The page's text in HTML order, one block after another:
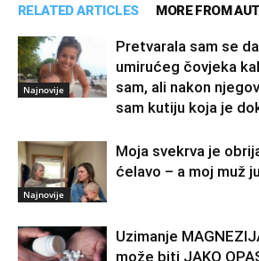
RELATED ARTICLES MORE FROM
Najnovije
Pretvarala sam se
umirućeg čovjeka
sam, ali nakon
sam kutiju koja je
Najnovije
Moja svekrva je
ćelavo – a moj muž
Uzimanje
može biti JAKO